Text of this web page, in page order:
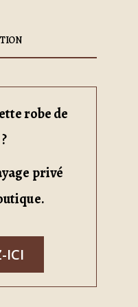
robe de
privé
ICI